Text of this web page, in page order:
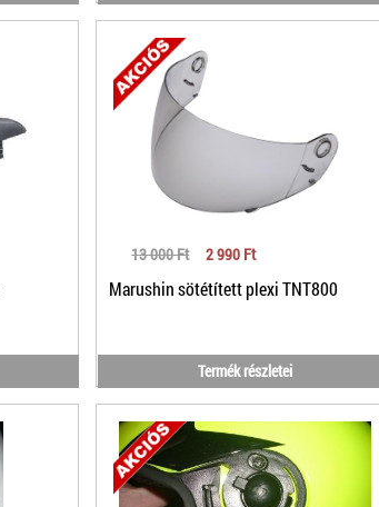
13 000 Ft 2 990 Ft
Marushin sötétített plexi TNT800
Termék részletei